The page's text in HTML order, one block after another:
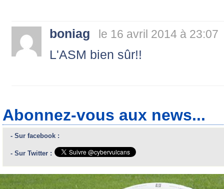
boniag le 16 avril 2014 à 23:07
L'ASM bien sûr!!
Abonnez-vous aux news...
- Sur facebook :
- Sur Twitter :